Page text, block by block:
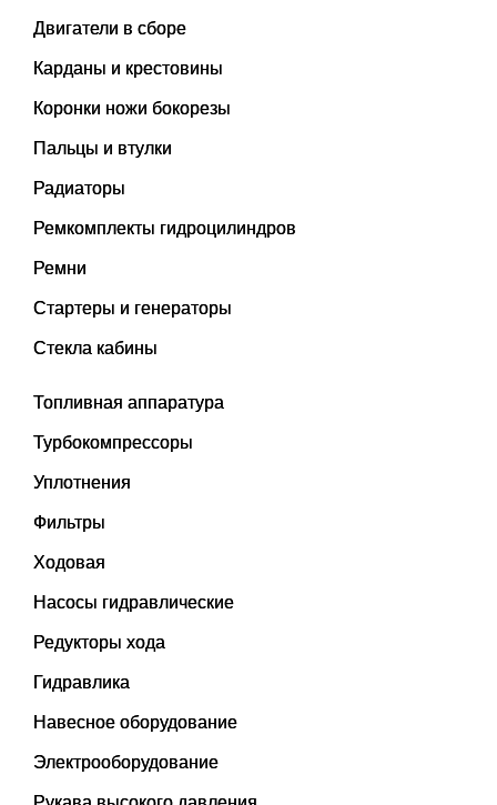
Двигатели в сборе
Карданы и крестовины
Коронки ножи бокорезы
Пальцы и втулки
Радиаторы
Ремкомплекты гидроцилиндров
Ремни
Стартеры и генераторы
Стекла кабины
Топливная аппаратура
Турбокомпрессоры
Уплотнения
Фильтры
Ходовая
Насосы гидравлические
Редукторы хода
Гидравлика
Навесное оборудование
Электрооборудование